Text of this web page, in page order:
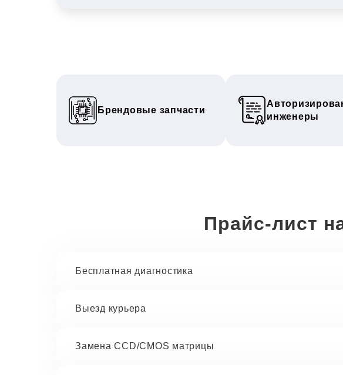
Брендовые запчасти
инженеры
Прайс-лист
Бесплатная диагностика
Выезд курьера
Замена CCD/CMOS матрицы